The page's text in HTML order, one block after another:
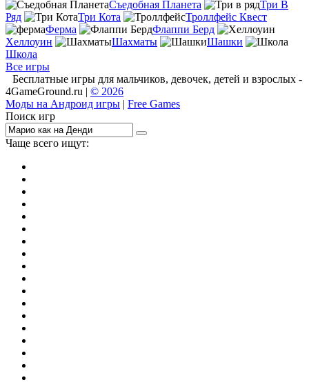
Съедобная Планета
Три В
Ряд
Три Кота
Троллфейс Квест
Ферма
Флаппи Берд
Хеллоуин
Шахматы
Шашки
Школа
Все игры
Бесплатные игры для мальчиков, девочек, детей и взрослых -
4GameGround.ru | © 2026
Моды на Андроид игры | Free Games
Поиск игр
Чаще всего ищут: